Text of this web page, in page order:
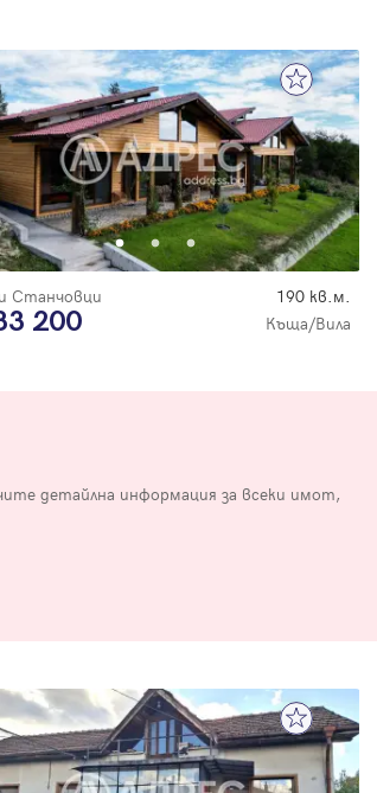
Станчовци 190 кв.м.
200 Къща/Вила
детайлна информация за всеки имот,